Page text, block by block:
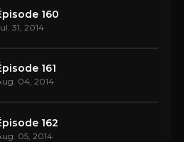
160
31, 2014
161
04, 2014
162
05, 2014